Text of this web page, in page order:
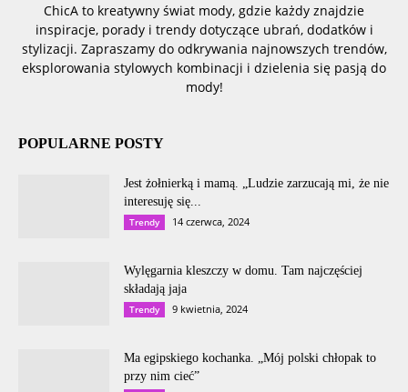
ChicA to kreatywny świat mody, gdzie każdy znajdzie
inspiracje, porady i trendy dotyczące ubrań, dodatków i
stylizacji. Zapraszamy do odkrywania najnowszych trendów,
eksplorowania stylowych kombinacji i dzielenia się pasją do
mody!
POPULARNE POSTY
Jest żołnierką i mamą. „Ludzie zarzucają mi, że nie
interesuję się...
Trendy 14 czerwca, 2024
Wylęgarnia kleszczy w domu. Tam najczęściej
składają jaja
Trendy 9 kwietnia, 2024
Ma egipskiego kochanka. „Mój polski chłopak to
przy nim cieć”